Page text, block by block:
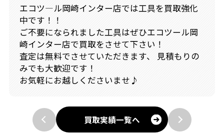
エコツ―ル岡崎インター店では工具を買取強化
中です！！
ご不要になられました工具はぜひエコツール岡
崎インター店で買取をさせて下さい！
査定は無料でさせていただきます、 見積もりの
みでも大歓迎です！
お気軽にお越しくださいませ♪
買取実績一覧へ